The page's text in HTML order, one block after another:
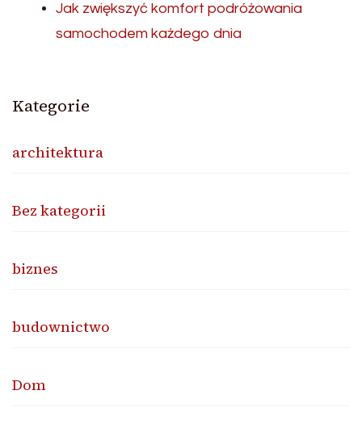
Jak zwiększyć komfort podróżowania
samochodem każdego dnia
Kategorie
architektura
Bez kategorii
biznes
budownictwo
Dom